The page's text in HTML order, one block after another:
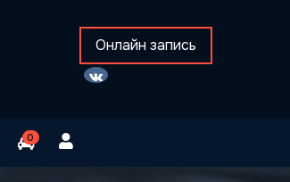
Онлайн запись
0